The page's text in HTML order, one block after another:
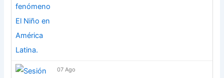
Grupo H
IDV
Rosario Central
UCV FC
Libertad
07 Ago